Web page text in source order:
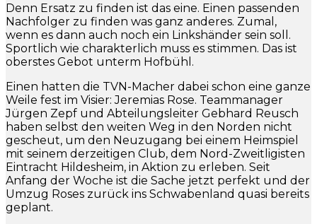
Denn Ersatz zu finden ist das eine. Einen passenden
Nachfolger zu finden was ganz anderes. Zumal,
wenn es dann auch noch ein Linkshänder sein soll.
Sportlich wie charakterlich muss es stimmen. Das ist
oberstes Gebot unterm Hofbühl.
Einen hatten die TVN-Macher dabei schon eine ganze
Weile fest im Visier: Jeremias Rose. Teammanager
Jürgen Zepf und Abteilungsleiter Gebhard Reusch
haben selbst den weiten Weg in den Norden nicht
gescheut, um den Neuzugang bei einem Heimspiel
mit seinem derzeitigen Club, dem Nord-Zweitligisten
Eintracht Hildesheim, in Aktion zu erleben. Seit
Anfang der Woche ist die Sache jetzt perfekt und der
Umzug Roses zurück ins Schwabenland quasi bereits
geplant.